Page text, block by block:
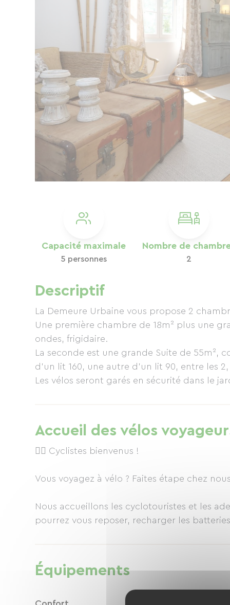
Capacité maximale
5 personnes
Nombre de
2
Descriptif
La Demeure Urbaine vous propose 2
Une première chambre de 18m² plus une
ondes, frigidaire.
La seconde est une grande Suite de 55m²,
d'un lit 160, une autre d'un lit 90, entre les
Les vélos seront garés en sécurité dans le
Accueil des vélos
🚴‍♂️ Cyclistes bienvenus !
Vous voyagez à vélo ? Faites étape chez
Nous accueillons les cyclotouristes et les
pourrez vous reposer, recharger les
✅ Stationnement vélo sécurisé
✅ Recharge VAE gratuite
Équipements